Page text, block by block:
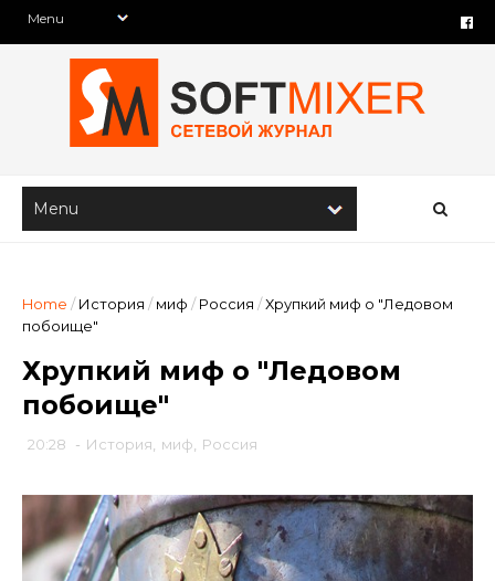
Home / История / миф / Россия /Хрупкий миф о "Ледовом
побоище"
Хрупкий миф о "Ледовом
побоище"
20:28 - История миф Россия